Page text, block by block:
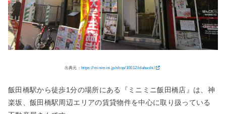
出典元： https://minimini.jp/shop/10012/idabashi/
飯田橋駅から徒歩1分の場所にある『ミニミニ飯田橋店』は、神
楽坂、飯田橋駅周辺エリアの賃貸物件を中心に取り扱っている